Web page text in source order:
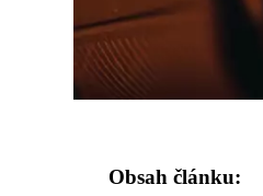
Obsah článku: